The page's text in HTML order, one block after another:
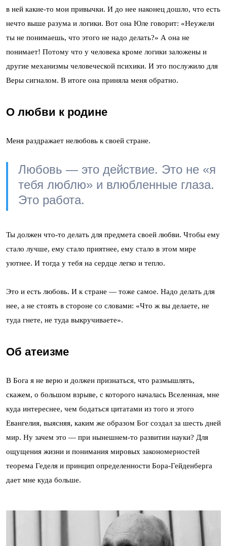
в ней какие-то мои привычки. И до нее наконец дошло, что есть
нечто выше разума и логики. Вот она Юле говорит: «Неужели
ты не понимаешь, что этого не надо делать?» А она не
понимает! Потому что у человека кроме логики заложены и
другие механизмы человеческой психики. И это послужило для
Веры сигналом. В итоге она приняла меня обратно.
О любви к родине
Меня раздражает нелюбовь к своей стране.
Любовь — это действие. Это не «я
тебя люблю» и влюбленные глаза.
Это работа.
Ты должен что-то делать для предмета своей любви. Чтобы ему
стало лучше, ему стало приятнее, ему стало в этом мире
уютнее. И тогда у тебя на сердце легко и тепло.
Это и есть любовь. И к стране — тоже самое. Надо делать для
нее, а не стоять в стороне со словами: «Что ж вы делаете, не
туда гнете, не туда выкручиваете».
Об атеизме
В Бога я не верю и должен признаться, что размышлять,
скажем, о большом взрыве, с которого началась Вселенная, мне
куда интереснее, чем бодаться цитатами из того и этого
Евангелия, выясняя, каким же образом Бог создал за шесть дней
мир. Ну зачем это — при нынешнем-то развитии науки? Для
ощущения жизни и понимания мировых закономерностей
теорема Геделя и принцип определенности Бора-Гейденберга
дает мне куда больше.